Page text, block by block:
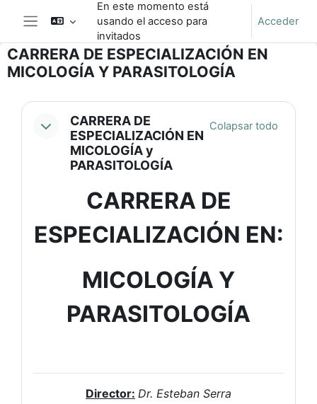
Salta al contenido principalEn este momento está
usando el acceso para
invitados
Acceder
CARRERA DE ESPECIALIZACIÓN EN
MICOLOGÍA Y PARASITOLOGÍA
Perfilado de sección
CARRERA DE
ESPECIALIZACIÓN EN
MICOLOGÍA y
PARASITOLOGÍA
Colapsar todo
CARRERA DE
ESPECIALIZACIÓN EN:
MICOLOGÍA Y
PARASITOLOGÍA
Director: Dr. Esteban Serra